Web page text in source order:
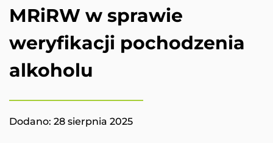
MRiRW w sprawie
weryfikacji pochodzenia
alkoholu
Dodano: 28 sierpnia 2025